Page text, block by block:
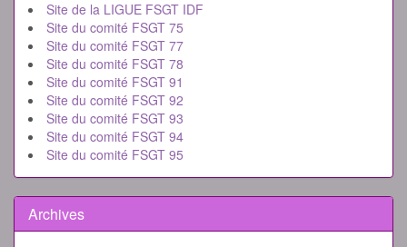
Site de la LIGUE FSGT IDF
Site du comité FSGT 75
Site du comité FSGT 77
Site du comité FSGT 78
Site du comité FSGT 91
Site du comité FSGT 92
Site du comité FSGT 93
Site du comité FSGT 94
Site du comité FSGT 95
Archives